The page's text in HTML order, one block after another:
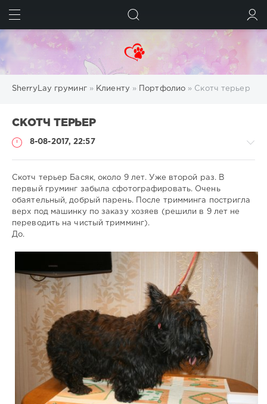
SherryLay груминг» Клиенту » Портфолио » Скотч терьер
СКОТЧ ТЕРЬЕР
8-08-2017, 22:57
884
0
Скотч терьер Басяк, около 9 лет. Уже второй раз. В
первый груминг забыла сфотографировать. Очень
обаятельный, добрый парень. После тримминга постригла
верх под машинку по заказу хозяев (решили в 9 лет не
переводить на чистый тримминг).
До.